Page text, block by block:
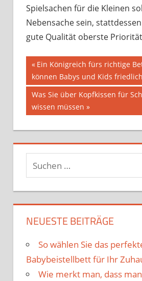
Spielsachen für die Kleinen
Nebensache sein,
gute Qualität oberste
Vorheriger
Beitrag:
Ein Königreich fürs richtige
können Babys und Kids
Nächster
Beitrag:
Was Sie über Kopfkissen für
wissen müssen
NEUESTE BEITRÄGE
So wählen Sie das
Babybeistellbett für Ihr
Wie merkt man, dass